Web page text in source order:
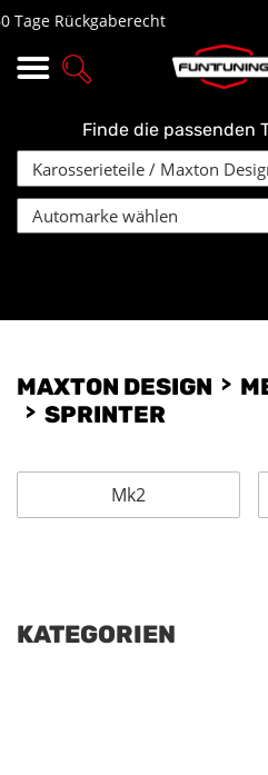
Rückgaberecht
Finde die passenden
MAXTON DESIGN
SPRINTER
Mk2
KATEGORIEN